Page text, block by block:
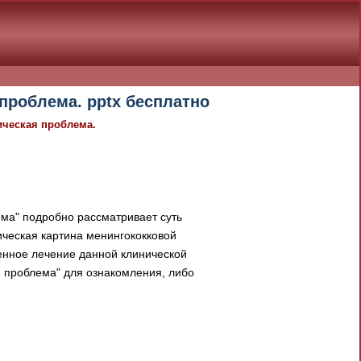
pptx бесплатно
проблема.
подробно рассматривает суть
картина менингококковой
лечение данной клинической
проблема" для ознакомления, либо